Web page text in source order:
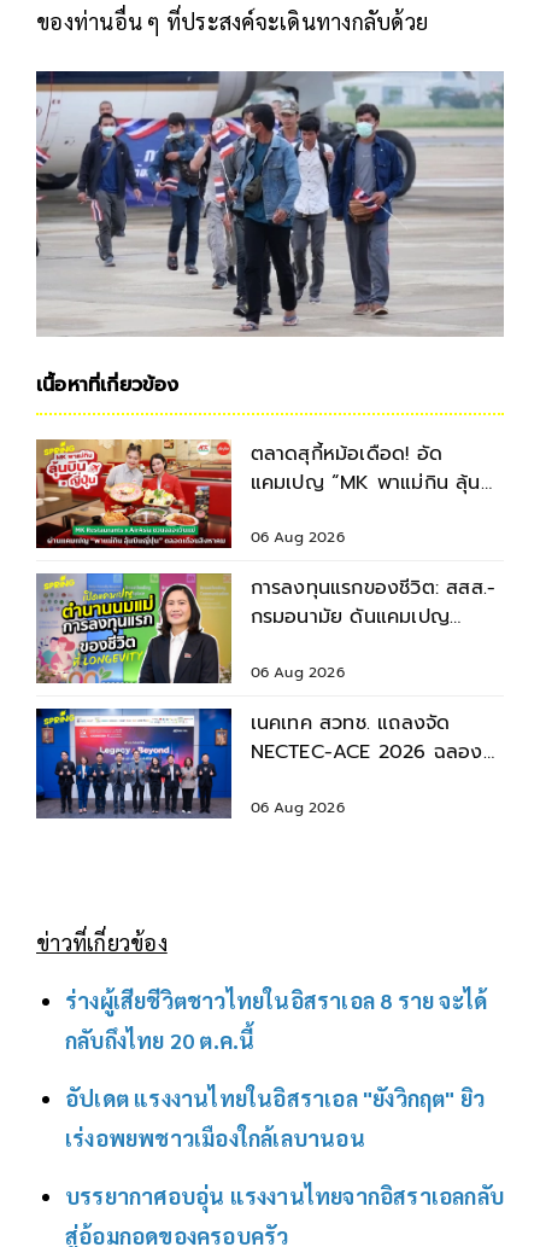
ของท่านอื่น ๆ ที่ประสงค์จะเดินทางกลับด้วย
เนื้อหาที่เกี่ยวข้อง
ตลาดสุกี้หม้อเดือด! อัด
แคมเปญ “MK พาแม่กิน ลุ้น
2569
06 Aug 2026
การลงทุนแรกของชีวิต: สสส.-
กรมอนามัย ดันแคมเปญ
เติบโตอย่างยั่งยืน
06 Aug 2026
เนคเทค สวทช. แถลงจัด
NECTEC-ACE 2026 ฉลอง
Beyond'
06 Aug 2026
ข่าวที่เกี่ยวข้อง
ร่างผู้เสียชีวิตชาวไทยในอิสราเอล 8 ราย จะได้
กลับถึงไทย 20 ต.ค.นี้
อัปเดต แรงงานไทยในอิสราเอล "ยังวิกฤต" ยิว
เร่งอพยพชาวเมืองใกล้เลบานอน
บรรยากาศอบอุ่น แรงงานไทยจากอิสราเอลกลับ
สู่อ้อมกอดของครอบครัว